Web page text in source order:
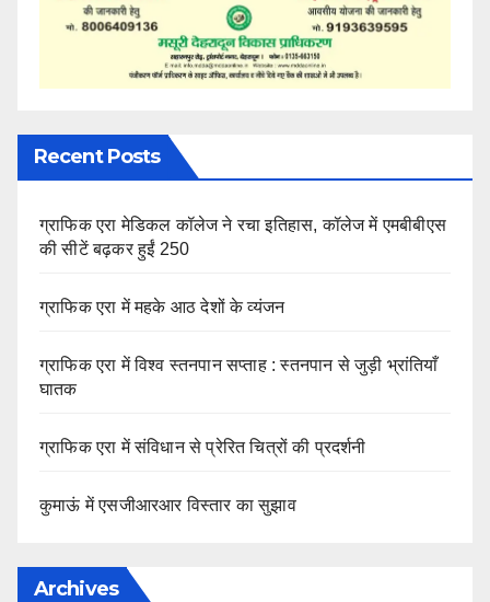
Recent Posts
ग्राफिक एरा मेडिकल कॉलेज ने रचा इतिहास, कॉलेज में एमबीबीएस
की सीटें बढ़कर हुईं 250
ग्राफिक एरा में महके आठ देशों के व्यंजन
ग्राफिक एरा में विश्व स्तनपान सप्ताह : स्तनपान से जुड़ी भ्रांतियाँ
घातक
ग्राफिक एरा में संविधान से प्रेरित चित्रों की प्रदर्शनी
कुमाऊं में एसजीआरआर विस्तार का सुझाव
Archives